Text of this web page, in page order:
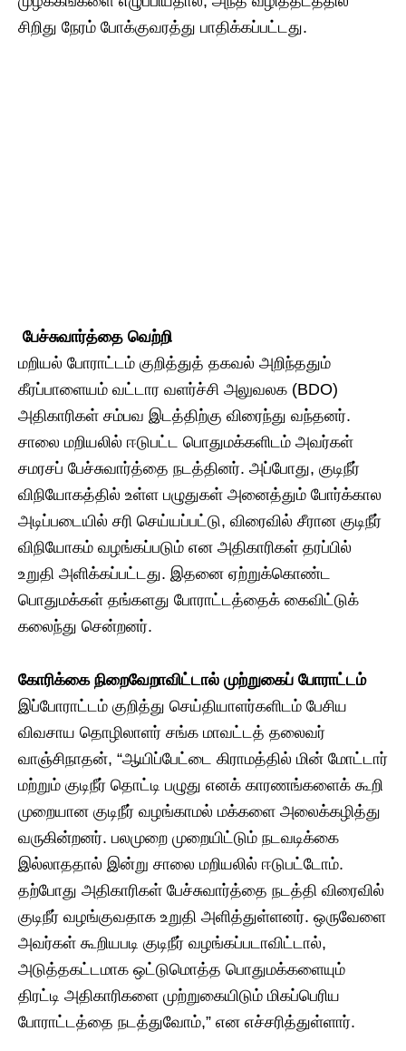
சிறிது நேரம் போக்குவரத்து பாதிக்கப்பட்டது.
​​ பேச்சுவார்த்தை வெற்றி
மறியல் போராட்டம் குறித்துத் தகவல் அறிந்ததும்
கீரப்பாளையம் வட்டார வளர்ச்சி அலுவலக (BDO)
அதிகாரிகள் சம்பவ இடத்திற்கு விரைந்து வந்தனர்.
சாலை மறியலில் ஈடுபட்ட பொதுமக்களிடம் அவர்கள்
சமரசப் பேச்சுவார்த்தை நடத்தினர். அப்போது, குடிநீர்
விநியோகத்தில் உள்ள பழுதுகள் அனைத்தும் போர்க்கால
அடிப்படையில் சரி செய்யப்பட்டு, விரைவில் சீரான குடிநீர்
விநியோகம் வழங்கப்படும் என அதிகாரிகள் தரப்பில்
உறுதி அளிக்கப்பட்டது. இதனை ஏற்றுக்கொண்ட
பொதுமக்கள் தங்களது போராட்டத்தைக் கைவிட்டுக்
கலைந்து சென்றனர்.
​கோரிக்கை நிறைவேறாவிட்டால் முற்றுகைப் போராட்டம்
​இப்போராட்டம் குறித்து செய்தியாளர்களிடம் பேசிய
விவசாய தொழிலாளர் சங்க மாவட்டத் தலைவர்
வாஞ்சிநாதன், “ஆயிப்பேட்டை கிராமத்தில் மின் மோட்டார்
மற்றும் குடிநீர் தொட்டி பழுது எனக் காரணங்களைக் கூறி
முறையான குடிநீர் வழங்காமல் மக்களை அலைக்கழித்து
வருகின்றனர். பலமுறை முறையிட்டும் நடவடிக்கை
இல்லாததால் இன்று சாலை மறியலில் ஈடுபட்டோம்.
தற்போது அதிகாரிகள் பேச்சுவார்த்தை நடத்தி விரைவில்
குடிநீர் வழங்குவதாக உறுதி அளித்துள்ளனர். ஒருவேளை
அவர்கள் கூறியபடி குடிநீர் வழங்கப்படாவிட்டால்,
அடுத்தகட்டமாக ஒட்டுமொத்த பொதுமக்களையும்
திரட்டி அதிகாரிகளை முற்றுகையிடும் மிகப்பெரிய
போராட்டத்தை நடத்துவோம்,” என எச்சரித்துள்ளார்.